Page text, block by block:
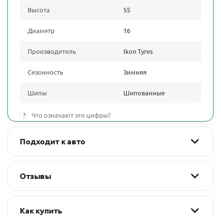
Высота 55
Диаметр 16
Производитель Ikon Tyres
Сезонность Зимняя
Шипы Шипованные
? Что означают эти цифры?
Подходит к авто
Отзывы
Как купить